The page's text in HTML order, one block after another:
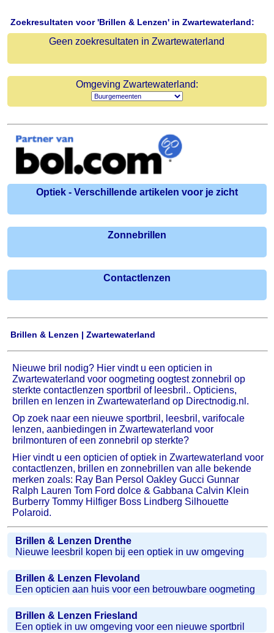
Zoekresultaten voor 'Brillen & Lenzen' in Zwartewaterland:
Geen zoekresultaten in Zwartewaterland
Omgeving Zwartewaterland:
Optiek - Verschillende artikelen voor je zicht
Zonnebrillen
Contactlenzen
Brillen & Lenzen | Zwartewaterland
Nieuwe bril nodig? Hier vindt u een opticien in
Zwartewaterland voor oogmeting oogtest zonnebril op
sterkte contactlenzen sportbril of leesbril.. Opticiens,
brillen en lenzen in Zwartewaterland op Directnodig.nl.
Op zoek naar een nieuwe sportbril, leesbril, varifocale
lenzen, aanbiedingen in Zwartewaterland voor
brilmonturen of een zonnebril op sterkte?
Hier vindt u een opticien of optiek in Zwartewaterland voor
contactlenzen, brillen en zonnebrillen van alle bekende
merken zoals: Ray Ban Persol Oakley Gucci Gunnar
Ralph Lauren Tom Ford dolce & Gabbana Calvin Klein
Burberry Tommy Hilfiger Boss Lindberg Silhouette
Polaroid.
Brillen & Lenzen Drenthe
Nieuwe leesbril kopen bij een optiek in uw omgeving
Brillen & Lenzen Flevoland
Een opticien aan huis voor een betrouwbare oogmeting
Brillen & Lenzen Friesland
Een optiek in uw omgeving voor een nieuwe sportbril